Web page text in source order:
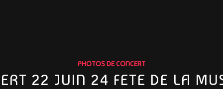
PHOTOS DE CONCERT
22 JUIN 24 FETE DE LA